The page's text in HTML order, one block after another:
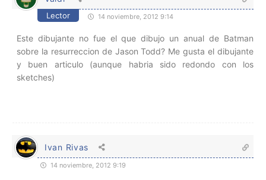
Lector 14 noviembre, 2012 9:14
Este dibujante no fue el que dibujo un anual de Batman
sobre la resurreccion de Jason Todd? Me gusta el dibujante
y buen articulo (aunque habria sido redondo con los
sketches)
Ivan Rivas
14 noviembre, 2012 9:19